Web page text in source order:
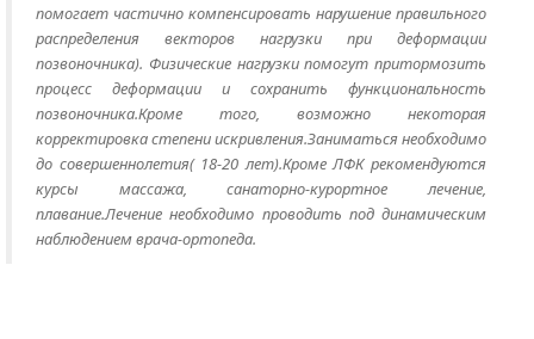
помогает частично компенсировать нарушение правильного
распределения векторов нагрузки при деформации
позвоночника). Физические нагрузки помогут притормозить
процесс деформации и сохранить функциональность
позвоночника.Кроме того, возможно некоторая
корректировка степени искривления.Заниматься необходимо
до совершеннолетия( 18-20 лет).Кроме ЛФК рекомендуются
курсы массажа, санаторно-курортное лечение,
плавание.Лечение необходимо проводить под динамическим
наблюдением врача-ортопеда.